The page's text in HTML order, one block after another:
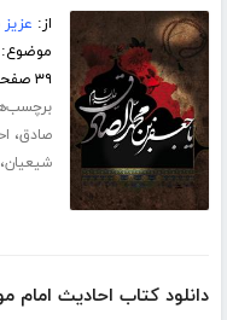
از: عزیز
۳۹ صفحه
صادق،
شیعیان
دانلود کتاب احادیث